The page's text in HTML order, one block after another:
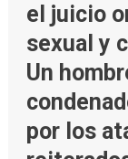
el juicio
sexual y
Un
por los